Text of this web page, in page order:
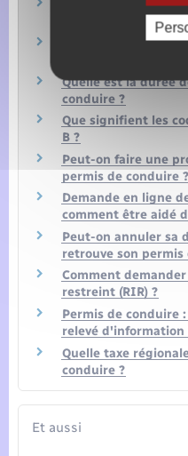
Nombre de points
qui peut connaître
Après une
Quelle est la durée
conduire ?
Que signifient les
B ?
Peut-on faire une
permis de conduire ?
Demande en ligne
comment être aidé
Peut-on annuler sa
retrouve son permis
Comment
restreint (RIR) ?
Permis de conduire
relevé
Quelle taxe
conduire ?
Et aussi